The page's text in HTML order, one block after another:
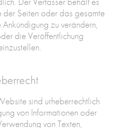
der Seiten oder das gesamte
zu verändern,
die Veröffentlichung
sind urheberrechtlich
von Informationen oder
von Texten,